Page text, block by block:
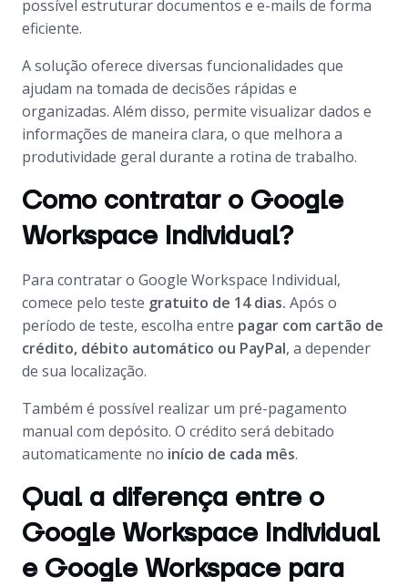
possível estruturar documentos e e-mails de forma
eficiente.
A solução oferece diversas funcionalidades que
ajudam na tomada de decisões rápidas e
organizadas. Além disso, permite visualizar dados e
informações de maneira clara, o que melhora a
produtividade geral durante a rotina de trabalho.
Como contratar o Google
Workspace Individual?
Para contratar o Google Workspace Individual,
comece pelo teste gratuito de 14 dias. Após o
período de teste, escolha entre pagar com cartão de
crédito, débito automático ou PayPal, a depender
de sua localização.
Também é possível realizar um pré-pagamento
manual com depósito. O crédito será debitado
automaticamente no início de cada mês.
Qual a diferença entre o
Google Workspace Individual
e Google Workspace para